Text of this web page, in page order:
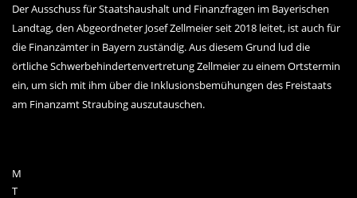
Der Ausschuss für Staatshaushalt und Finanzfragen im Bayerischen
Landtag, den Abgeordneter Josef Zellmeier seit 2018 leitet, ist auch für
die Finanzämter in Bayern zuständig. Aus diesem Grund lud die
örtliche Schwerbehindertenvertretung Zellmeier zu einem Ortstermin
ein, um sich mit ihm über die Inklusionsbemühungen des Freistaats
am Finanzamt Straubing auszutauschen.
M
T